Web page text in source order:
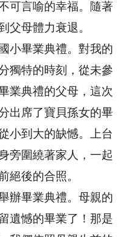
可言喻的幸福。隨著
父母體力衰退。
小畢業典禮。對我的
獨特的時刻，從未參
業典禮的父母，這次
出席了寶貝孫女的畢
小到大的缺憾。上台
旁圍繞著家人，一起
絕後的合照。
辦畢業典禮。母親的
遺憾的畢業了！那是